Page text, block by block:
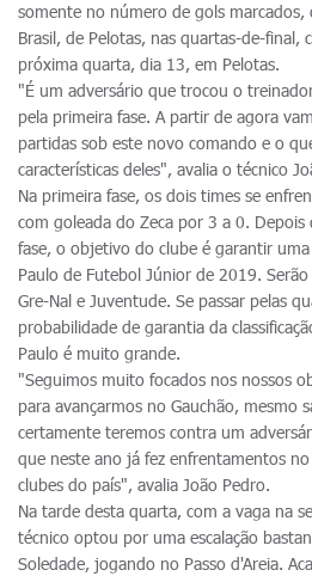
somente no número de gols marcados,
Brasil, de Pelotas, nas quartas-de-final,
próxima quarta, dia 13, em Pelotas.
"É um adversário que trocou o
pela primeira fase. A partir de agora
partidas sob este novo comando e o
características deles", avalia o técnico
Na primeira fase, os dois times se
com goleada do Zeca por 3 a 0. Depois
fase, o objetivo do clube é garantir uma
Paulo de Futebol Júnior de 2019.
Gre-Nal e Juventude. Se passar pelas
probabilidade de garantia da
Paulo é muito grande.
"Seguimos muito focados nos nossos
para avançarmos no Gauchão, mesmo
certamente teremos contra um
que neste ano já fez enfrentamentos
clubes do país", avalia João Pedro.
Na tarde desta quarta, com a vaga na
técnico optou por uma escalação
Soledade, jogando no Passo d'Areia.